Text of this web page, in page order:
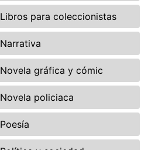
Libros para coleccionistas
Narrativa
Novela gráfica y cómic
Novela policiaca
Poesía